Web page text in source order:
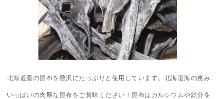
北海道産の昆布を贅沢にたっぷりと使用しています。北海道海の恵み
いっぱいの肉厚な昆布をご賞味ください！昆布はカルシウムや鉄分を